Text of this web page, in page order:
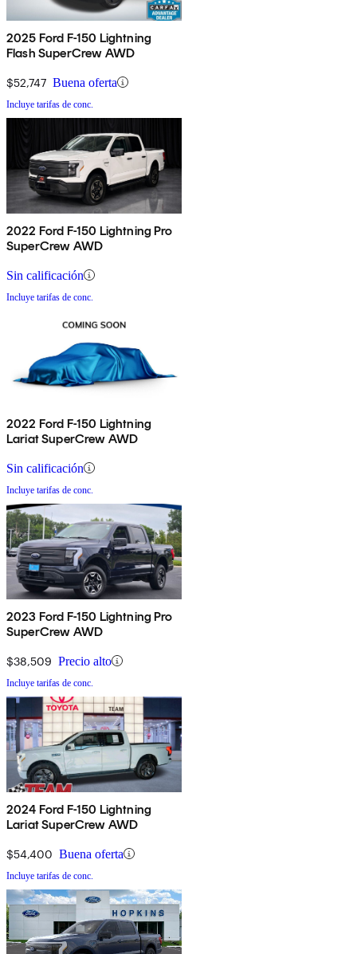
2025 Ford F-150 Lightning
Flash SuperCrew AWD
$52,747 Buena oferta
Incluye tarifas de conc.
2022 Ford F-150 Lightning Pro
SuperCrew AWD
Sin calificación
Incluye tarifas de conc.
2022 Ford F-150 Lightning
Lariat SuperCrew AWD
Sin calificación
Incluye tarifas de conc.
2023 Ford F-150 Lightning Pro
SuperCrew AWD
$38,509 Precio alto
Incluye tarifas de conc.
2024 Ford F-150 Lightning
Lariat SuperCrew AWD
$54,400 Buena oferta
Incluye tarifas de conc.